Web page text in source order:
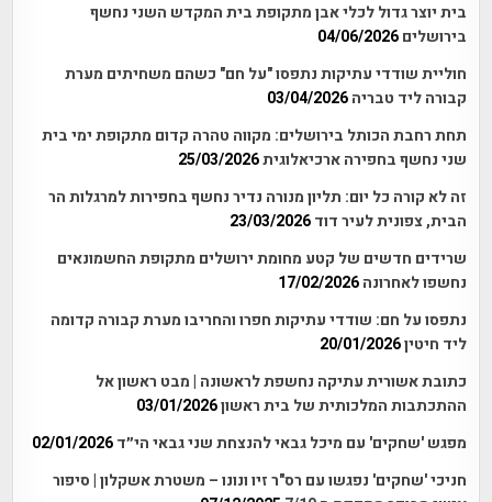
בית יוצר גדול לכלי אבן מתקופת בית המקדש השני נחשף
בירושלים 04/06/2026
חוליית שודדי עתיקות נתפסו "על חם" כשהם משחיתים מערת
קבורה ליד טבריה 03/04/2026
תחת רחבת הכותל בירושלים: מקווה טהרה קדום מתקופת ימי בית
שני נחשף בחפירה ארכיאלוגית25/03/2026
זה לא קורה כל יום: תליון מנורה נדיר נחשף בחפירות למרגלות הר
הבית, צפונית לעיר דוד 23/03/2026
שרידים חדשים של קטע מחומת ירושלים מתקופת החשמונאים
נחשפו לאחרונה 17/02/2026
נתפסו על חם: שודדי עתיקות חפרו והחריבו מערת קבורה קדומה
ליד חיטין20/01/2026
כתובת אשורית עתיקה נחשפת לראשונה | מבט ראשון אל
ההתכתבות המלכותית של בית ראשון03/01/2026
מפגש 'שחקים' עם מיכל גבאי להנצחת שני גבאי הי״ד 02/01/2026
חניכי 'שחקים' נפגשו עם רס"ר זיו ונונו – משטרת אשקלון | סיפור